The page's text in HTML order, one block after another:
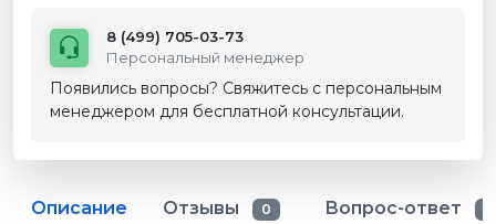
8 (499) 705-03-73
Персональный менеджер
Появились вопросы? Свяжитесь с персональным
менеджером для бесплатной консультации.
Описание Отзывы 0 Вопрос-ответ